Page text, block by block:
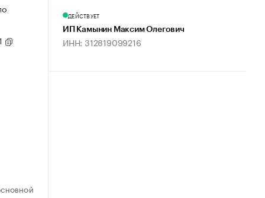
ДЕЙСТВУЕТ
ИП Камынин Максим Олегович
ИНН: 312819099216